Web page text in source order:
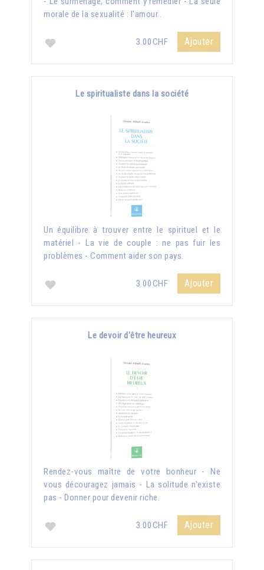
morale de la sexualité : l'amour..
3.00CHF Ajouter
Le spiritualiste dans la société
Un équilibre à trouver entre le spirituel et le
matériel - La vie de couple : ne pas fuir les
problèmes - Comment aider son pays.
3.00CHF Ajouter
Le devoir d'être heureux
Rendez-vous maître de votre bonheur - Ne
vous découragez jamais - La solitude n'existe
pas - Donner pour devenir riche.
3.00CHF Ajouter